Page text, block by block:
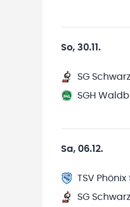
So, 30.11.
SG
SGH
Sa, 06.12.
TSV
SG